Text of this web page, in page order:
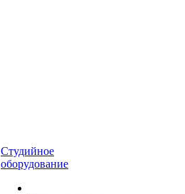
Студийное
оборудование